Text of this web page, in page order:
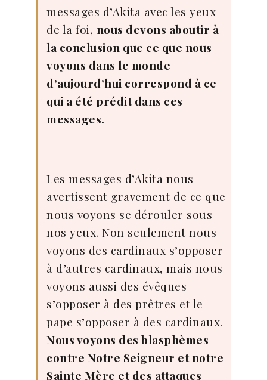
messages d’Akita avec les yeux
de la foi, nous devons aboutir à
la conclusion que ce que nous
voyons dans le monde
d’aujourd’hui correspond à ce
qui a été prédit dans ces
messages.
Les messages d’Akita nous
avertissent gravement de ce que
nous voyons se dérouler sous
nos yeux. Non seulement nous
voyons des cardinaux s’opposer
à d’autres cardinaux, mais nous
voyons aussi des évêques
s’opposer à des prêtres et le
pape s’opposer à des cardinaux.
Nous voyons des blasphèmes
contre Notre Seigneur et notre
Sainte Mère et des attaques